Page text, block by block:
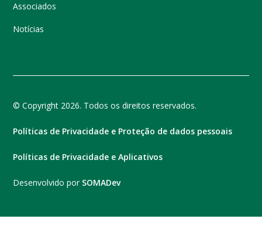
Associados
Notícias
© Copyright 2026. Todos os direitos reservados.
Políticas de Privacidade e Proteção de dados pessoais
Políticas de Privacidade e Aplicativos
Desenvolvido por SOMADev